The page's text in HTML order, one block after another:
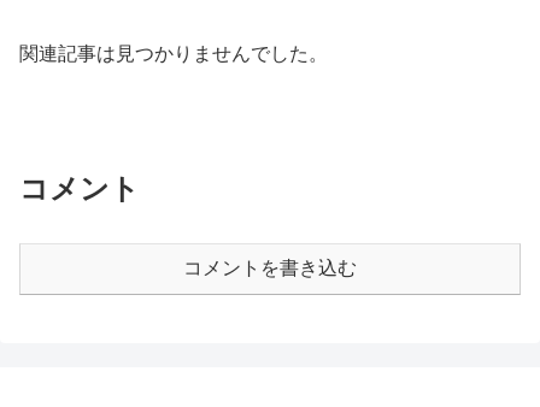
関連記事は見つかりませんでした。
コメント
コメントを書き込む